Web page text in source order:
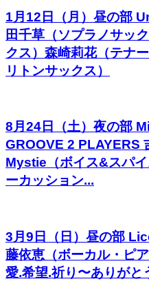
1月12日（月）昼の部
田千草（ソプラノサッ
クス）森崎莉花（テナ
リトンサックス）
8月24日（土）夜の部
GROOVE 2 PLAYERS
Mystie（ボイス&スパ
ーカッション...
3月9日（日）昼の部
藤依恵（ボーカル・ピ
愛.希望.祈り〜ありが